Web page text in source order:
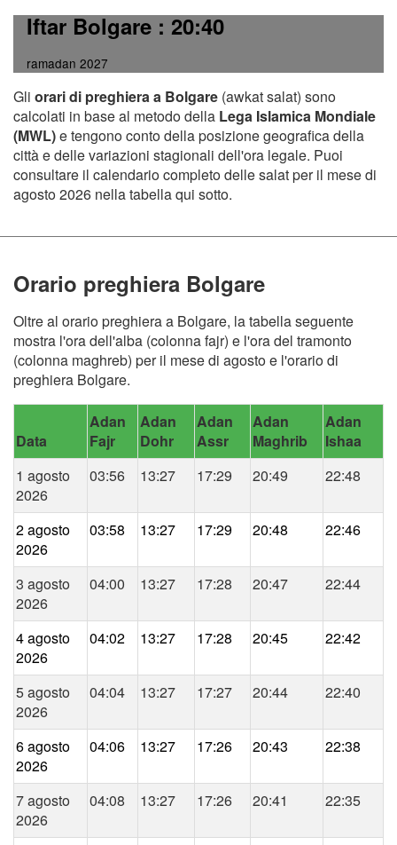
Iftar Bolgare: 20:40
ramadan 2027
Gli orari di preghiera a Bolgare (awkat salat) sono
calcolati in base al metodo della Lega Islamica Mondiale
(MWL)e tengono conto della posizione geografica della
città e delle variazioni stagionali dell'ora legale. Puoi
consultare il calendario completo delle salat per il mese di
agosto 2026 nella tabella qui sotto.
Orario preghiera Bolgare
Oltre al orario preghiera a Bolgare, la tabella seguente
mostra l'ora dell'alba (colonna fajr) e l'ora del tramonto
(colonna maghreb) per il mese di agosto e l'orario di
preghiera Bolgare.
Data
Adan
Fajr
Adan
Dohr
Adan
Assr
Adan
Maghrib
Adan
Ishaa
1 agosto
2026
03:56 13:27 17:29 20:49 22:48
2 agosto
2026
03:58 13:27 17:29 20:48 22:46
3 agosto
2026
04:00 13:27 17:28 20:47 22:44
4 agosto
2026
04:02 13:27 17:28 20:45 22:42
5 agosto
2026
04:04 13:27 17:27 20:44 22:40
6 agosto
2026
04:06 13:27 17:26 20:43 22:38
7 agosto
2026
04:08 13:27 17:26 20:41 22:35